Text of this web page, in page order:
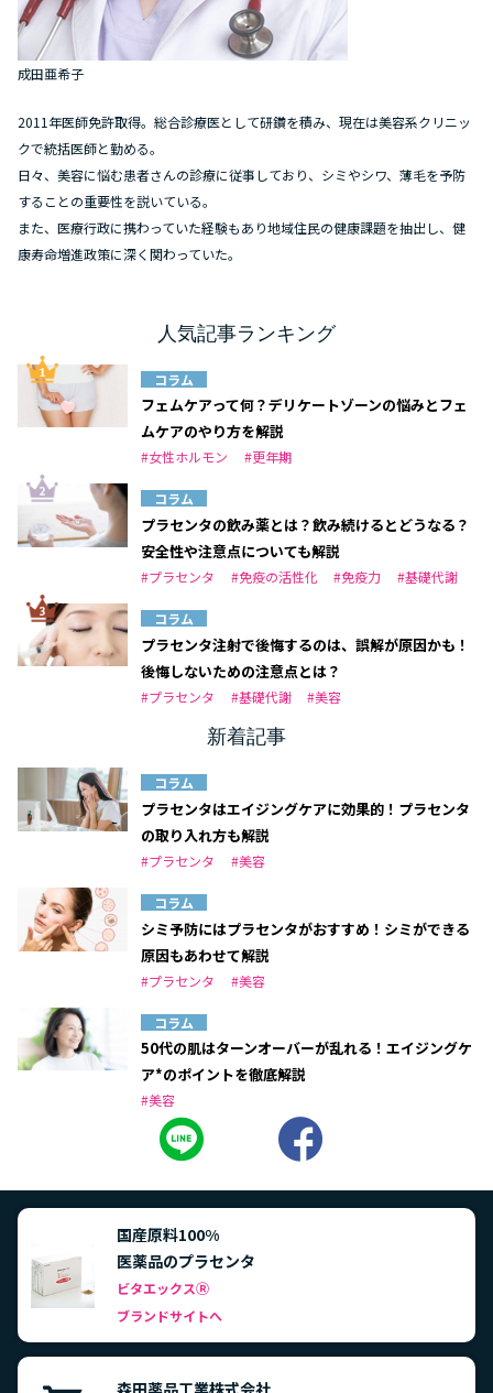
成田亜希子
2011年医師免許取得。総合診療医として研鑽を積み、現在は美容系クリニッ
クで統括医師と勤める。
日々、美容に悩む患者さんの診療に従事しており、シミやシワ、薄毛を予防
することの重要性を説いている。
また、医療行政に携わっていた経験もあり地域住民の健康課題を抽出し、健
康寿命増進政策に深く関わっていた。
人気記事ランキング
コラム
フェムケアって何？デリケートゾーンの悩みとフェ
ムケアのやり方を解説
#女性ホルモン #更年期
コラム
プラセンタの飲み薬とは？飲み続けるとどうなる？
安全性や注意点についても解説
#プラセンタ #免疫の活性化 #免疫力 #基礎代謝
コラム
プラセンタ注射で後悔するのは、誤解が原因かも！
後悔しないための注意点とは？
#プラセンタ #基礎代謝 #美容
新着記事
コラム
プラセンタはエイジングケアに効果的！プラセンタ
の取り入れ方も解説
#プラセンタ #美容
コラム
シミ予防にはプラセンタがおすすめ！シミができる
原因もあわせて解説
#プラセンタ #美容
コラム
50代の肌はターンオーバーが乱れる！エイジングケ
ア*のポイントを徹底解説
#美容
国産原料100%
医薬品のプラセンタ
ビタエックスⓇ
ブランドサイトへ